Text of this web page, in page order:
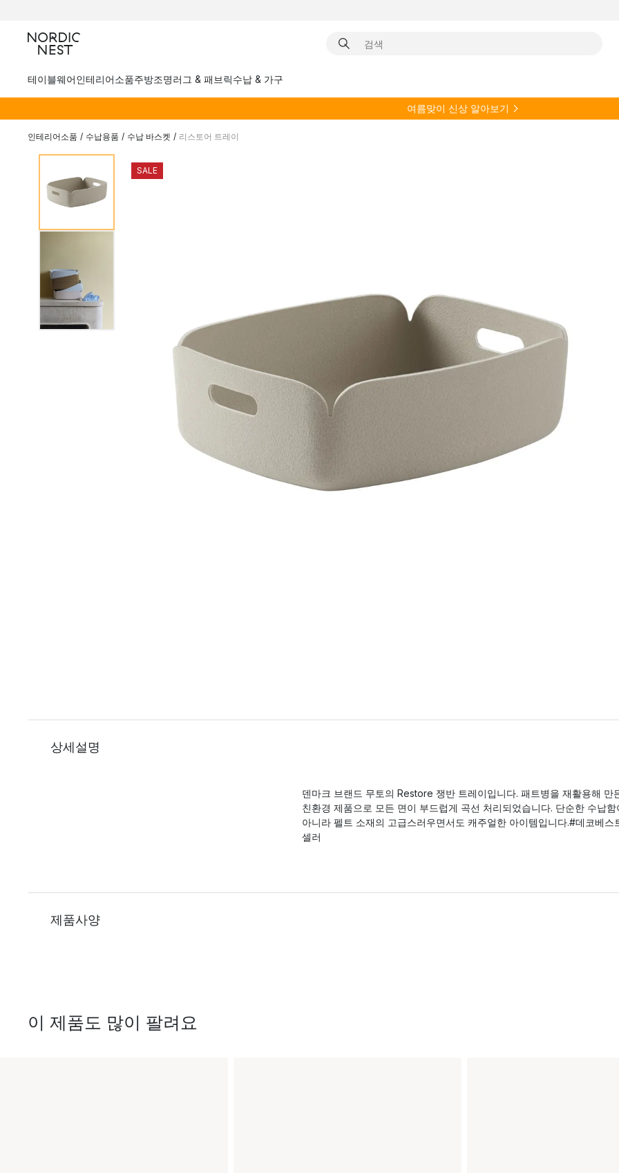
테이블웨어인테리어소품주방조명러그 & 패브릭수납 & 가구
여름맞이 신상 알아보기
인테리어소품 / 수납용품 / 수납 바스켓 / 리스토어 트레이
SALE
상세설명
덴마크 브랜드 무토의 Restore 쟁반 트레이입니다. 패트병을 재활용해 만
친환경 제품으로 모든 면이 부드럽게 곡선 처리되었습니다. 단순한 수납함
아니라 펠트 소재의 고급스러우면서도 캐주얼한 아이템입니다.#데코베스
셀러
제품사양
이 제품도 많이 팔려요